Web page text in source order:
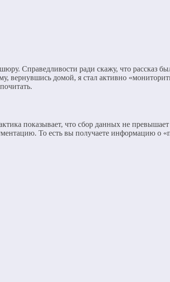
Справедливости ради скажу, что рассказ
вернувшись домой, я стал активно
показывает, что сбор данных не
То есть вы получаете информацию о